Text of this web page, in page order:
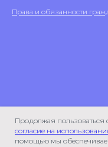
Продолжая пользоваться
согласие на
помощью мы
Права и обязанности